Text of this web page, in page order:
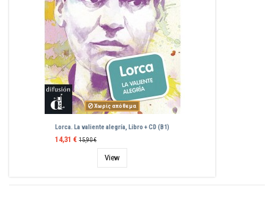
Χωρίς απόθεμα
Lorca. La valiente alegría, Libro + CD (B1)
14,31 € 15,90 €
View